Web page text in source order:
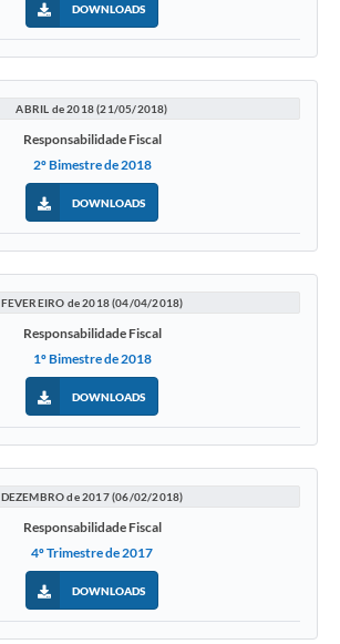
DOWNLOADS
ABRIL de 2018 (21/05/2018)
Responsabilidade Fiscal
2º Bimestre de 2018
DOWNLOADS
FEVEREIRO de 2018 (04/04/2018)
Responsabilidade Fiscal
1º Bimestre de 2018
DOWNLOADS
DEZEMBRO de 2017 (06/02/2018)
Responsabilidade Fiscal
4º Trimestre de 2017
DOWNLOADS